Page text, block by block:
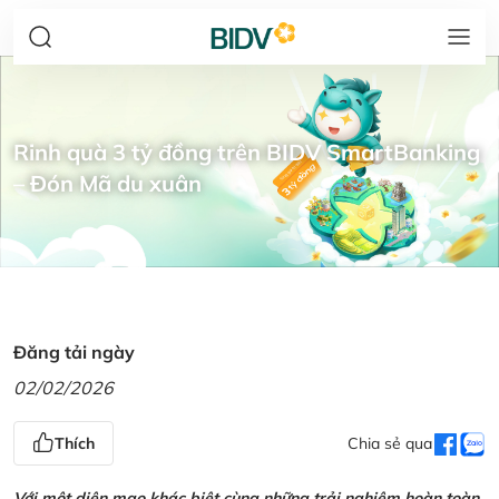
Rinh quà 3 tỷ đồng trên BIDV SmartBanking
– Đón Mã du xuân
Đăng tải ngày
02/02/2026
Thích Chia sẻ qua